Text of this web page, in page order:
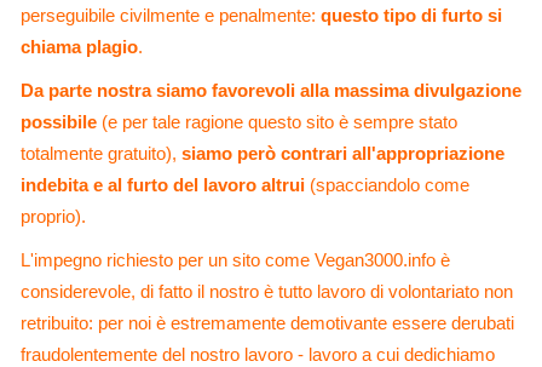
perseguibile civilmente e penalmente: questo tipo di furto si
chiama plagio.
Da parte nostra siamo favorevoli alla massima divulgazione
possibile (e per tale ragione questo sito è sempre stato
totalmente gratuito), siamo però contrari all'appropriazione
indebita e al furto del lavoro altrui (spacciandolo come
proprio).
L'impegno richiesto per un sito come Vegan3000.info è
considerevole, di fatto il nostro è tutto lavoro di volontariato non
retribuito: per noi è estremamente demotivante essere derubati
fraudolentemente del nostro lavoro - lavoro a cui dedichiamo